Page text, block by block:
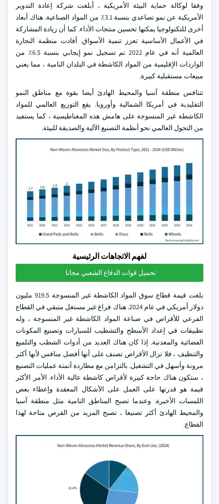
وفقا لوكالة حماية البيئة الأمريكية ، أبلغت شركة إعادة التدوير
الأمريكية عن نمو تصاعدي بنسبة 3.1٪ من المواد الصناعية. هناك أبعاد
أخرى للتكنولوجيا يمكنها تحسين منتجات الأداء. كما أن زيادة المشاركة
في الأعمال الأساسية تعزز تنمية الأسواق. أفادت منظمة التجارة
العالمية أنه في عام 2022 تم تسجيل نمو إيجابي بنسبة 6.5٪ من
الواردات الإقليمية من المواد الكاشطة في البلدان النامية ، مما يعني
مبيعات مستقبلية كبيرة.
تتنافس منطقة آسيا والمحيط الهادئ أيضا بقوة مع مناطق النمو
التقليدية في أمريكا الشمالية وأوروبا. يقع التوزيع العالمي للمواد
الكاشطة غير المنسوجة على هامش هذه المغناطيسية ، كما يستفيد
من التحول العالمي نحو أنظمة التصنيع الآلية والصديقة للبيئة.
لفهم الاتجاهات الرئيسية
تحميل قوات الدفاع الشعبي مجانا
بلغت قيمة قطاع سوق المواد الكاشطة غير المنسوجة 919.5 مليون
دولار أمريكي في عام 2024. هناك فراغ غير مستغل متبقي في القطاع
الفرعي للأقراص في صناعة المواد الكاشطة غير المنسوجة ، وله
تطبيقات في إعداد الأسطح والتشطيب للسيارات وتصنيع المكونات
الفضائية والمعدنية. إذا كان هناك العديد من أدوات الشطب والتلميع
والتنظيف ، فلا تزال الأقراص تصنف على أنها أفضل منافس لأنها أكثر
مرونة وأسهل في التشغيل. بالتزامن مع مطاردة أتمتة عمليات التصنيع
، ستكون هناك حاجة كبيرة لأقراص كاشطة عالية الأداء. الأمر الأكثر
قيمة هو قدرتها على العمل على الأشكال المعقدة وإعطاء بعض
اللمسات الأخيرة. وعندما تصبح المناطق النامية مثل منطقة آسيا
والمحيط الهادئ أكثر تصنيعا ، تصبح المزيد من الفرص متاحة لهذا
القطاع.